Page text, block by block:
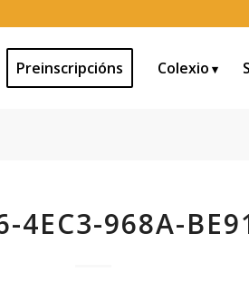
Preinscripcións Colexio
4EC3-968A-